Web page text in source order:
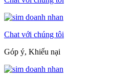
Chat với chúng tôi
Góp ý, Khiếu nại